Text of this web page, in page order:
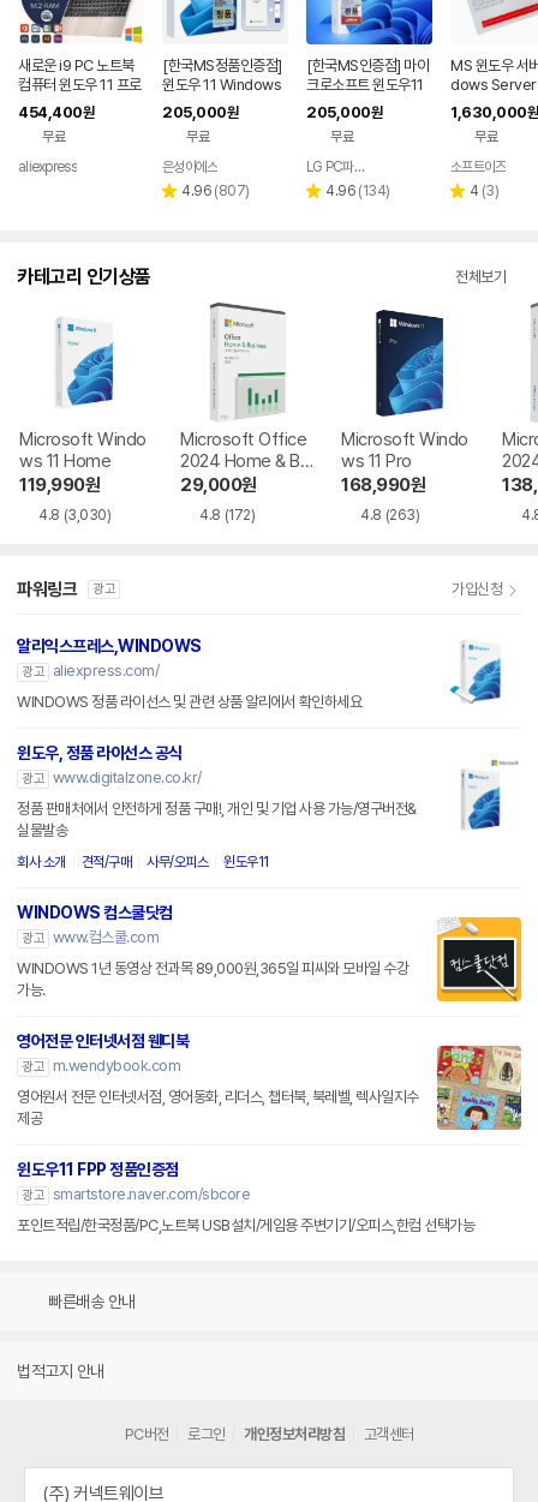
새로운 i9 PC 노트북
컴퓨터 윈도우 11 프로
인텔 코어 i9 10980H
K/N150 16GB 1TB
게이밍 노트북 듀얼밴
드 WiFi 6 코어 노트북
454,400원
무료
aliexpress
[한국MS정품인증점]
윈도우 11 Windows
Home FPP 처음사용
자용 USB 영구 버전
제품키 + EZPDF 번들
합본팩
205,000원
무료
페이
은성이에스
별 4.96 리
(807)
[한국MS인증점] 마이
크로소프트 윈도우11
홈 Windows Home
FPP 처음사용자용 한
글 USB포함
205,000원
무료
페이
LG PC파트너 해오름
별 4.96 리
(134)
MS 윈도우 서
dows
Standard
SP 한글
1,630,000원
무료
소프트이즈
별 4 리
(3)
카테고리 인기상품 전체보기
Microsoft Windo
ws 11 Home
119,990원
4.8 (3,030)
Microsoft Office
2024 Home & Bu
siness
29,000원
4.8 (172)
Microsoft Windo
ws 11 Pro
168,990원
4.8 (263)
파워링크 광고 가입신청
알리익스프레스,WINDOWS
광고
aliexpress.com/
WINDOWS 정품 라이선스 및 관련 상품 알리에서 확인하세요
윈도우, 정품 라이선스 공식
광고 www.digitalzone.co.kr/
정품 판매처에서 안전하게 정품 구매!, 개인 및 기업 사용 가능/영구버전&
실물발송
회사 소개 견적/구매 사무/오피스 윈도우11
WINDOWS 컴스쿨닷컴
광고 www.컴스쿨.com
WINDOWS 1년 동영상 전과목 89,000원,365일 피씨와 모바일 수강
가능.
영어전문 인터넷서점 웬디북
광고
m.wendybook.com
영어원서 전문 인터넷서점, 영어동화, 리더스, 챕터북, 북레벨, 렉사일지수
제공
윈도우11 FPP 정품인증점
광고 smartstore.naver.com/sbcore
포인트적립/한국정품/PC,노트북 USB설치/게임용 주변기기/오피스,한컴 선택가능
빠른배송 안내
법적고지 안내
PC버전 로그인 개인정보처리방침 고객센터
(주) 커넥트웨이브